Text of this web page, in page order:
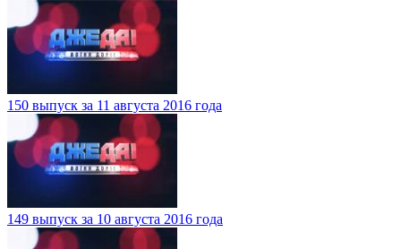
150 выпуск за 11 августа 2016 года
149 выпуск за 10 августа 2016 года